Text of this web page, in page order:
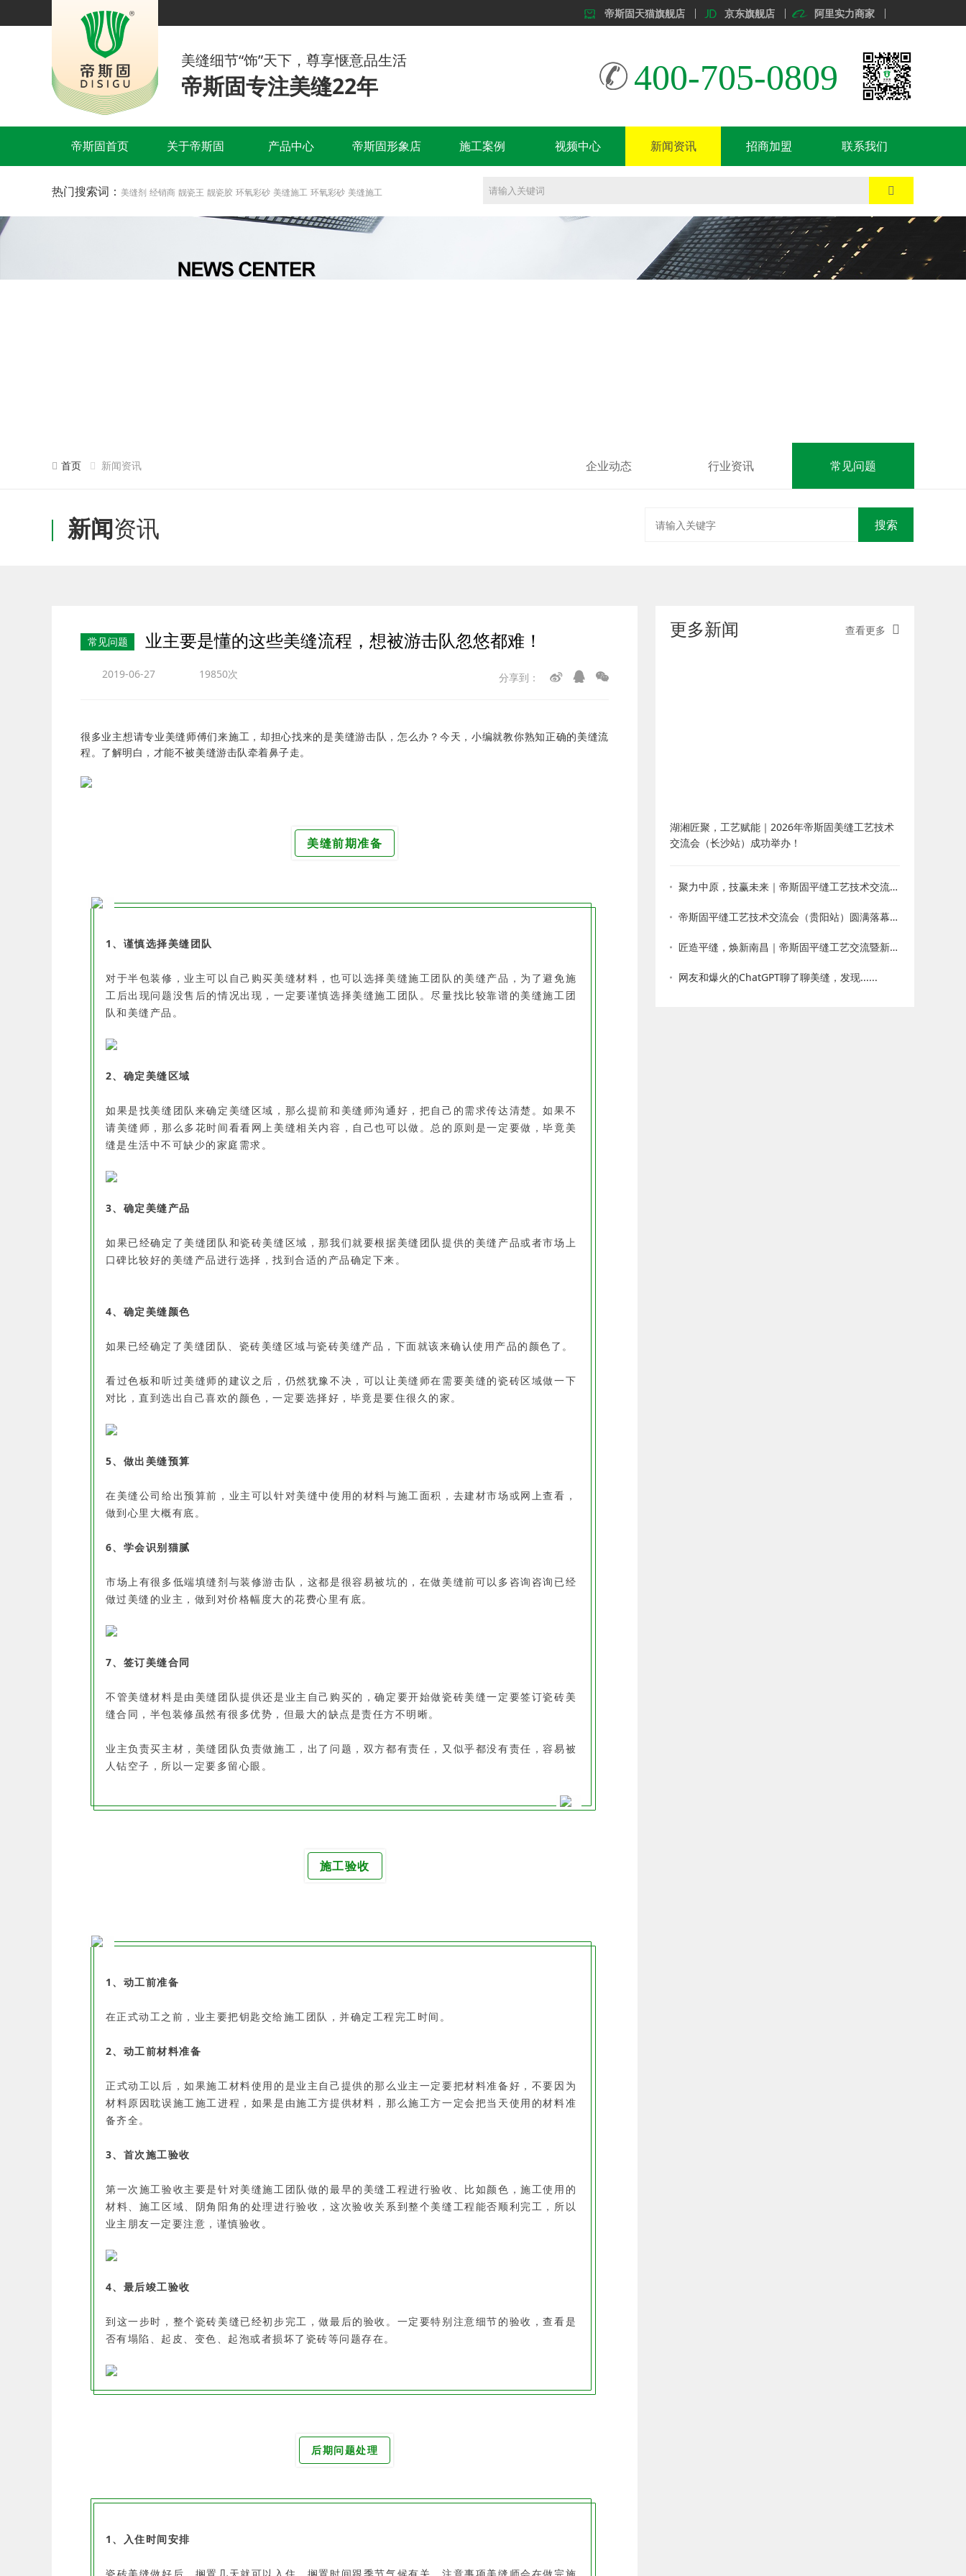
帝斯固天猫旗舰店 京东旗舰店 阿里实力商家
美缝细节“饰”天下，尊享惬意品生活
帝斯固专注美缝22年 400-705-0809
帝斯固首页 关于帝斯固 产品中心 帝斯固形象店 施工案例 视频中心 新闻资讯 招商加盟 联系我们
热门搜索词： 美缝剂 经销商 靓瓷王 靓瓷胶 环氧彩砂 美缝施工 环氧彩砂 美缝施工
首页 新闻资讯 企业动态 行业资讯 常见问题
新闻资讯 搜索
常见问题 业主要是懂的这些美缝流程，想被游击队忽悠都难！
2019-06-27 19850次 分享到：
很多业主想请专业美缝师傅们来施工，却担心找来的是美缝游击队，怎么办？今天，小编就教你熟知正确的美缝流
程。了解明白，才能不被美缝游击队牵着鼻子走。
美缝前期准备
1、谨慎选择美缝团队
对于半包装修，业主可以自己购买美缝材料，也可以选择美缝施工团队的美缝产品，为了避免施
工后出现问题没售后的情况出现，一定要谨慎选择美缝施工团队。尽量找比较靠谱的美缝施工团
队和美缝产品。
2、确定美缝区域
如果是找美缝团队来确定美缝区域，那么提前和美缝师沟通好，把自己的需求传达清楚。如果不
请美缝师，那么多花时间看看网上美缝相关内容，自己也可以做。总的原则是一定要做，毕竟美
缝是生活中不可缺少的家庭需求。
3、确定美缝产品
如果已经确定了美缝团队和瓷砖美缝区域，那我们就要根据美缝团队提供的美缝产品或者市场上
口碑比较好的美缝产品进行选择，找到合适的产品确定下来。
4、确定美缝颜色
如果已经确定了美缝团队、瓷砖美缝区域与瓷砖美缝产品，下面就该来确认使用产品的颜色了。
看过色板和听过美缝师的建议之后，仍然犹豫不决，可以让美缝师在需要美缝的瓷砖区域做一下
对比，直到选出自己喜欢的颜色，一定要选择好，毕竟是要住很久的家。
5、做出美缝预算
在美缝公司给出预算前，业主可以针对美缝中使用的材料与施工面积，去建材市场或网上查看，
做到心里大概有底。
6、学会识别猫腻
市场上有很多低端填缝剂与装修游击队，这都是很容易被坑的，在做美缝前可以多咨询咨询已经
做过美缝的业主，做到对价格幅度大的花费心里有底。
7、签订美缝合同
不管美缝材料是由美缝团队提供还是业主自己购买的，确定要开始做瓷砖美缝一定要签订瓷砖美
缝合同，半包装修虽然有很多优势，但最大的缺点是责任方不明晰。
业主负责买主材，美缝团队负责做施工，出了问题，双方都有责任，又似乎都没有责任，容易被
人钻空子，所以一定要多留心眼。
施工验收
1、动工前准备
在正式动工之前，业主要把钥匙交给施工团队，并确定工程完工时间。
2、动工前材料准备
正式动工以后，如果施工材料使用的是业主自己提供的那么业主一定要把材料准备好，不要因为
材料原因耽误施工施工进程，如果是由施工方提供材料，那么施工方一定会把当天使用的材料准
备齐全。
3、首次施工验收
第一次施工验收主要是针对美缝施工团队做的最早的美缝工程进行验收、比如颜色，施工使用的
材料、施工区域、阴角阳角的处理进行验收，这次验收关系到整个美缝工程能否顺利完工，所以
业主朋友一定要注意，谨慎验收。
4、最后竣工验收
到这一步时，整个瓷砖美缝已经初步完工，做最后的验收。一定要特别注意细节的验收，查看是
否有塌陷、起皮、变色、起泡或者损坏了瓷砖等问题存在。
后期问题处理
1、入住时间安排
更多新闻 查看更多
湖湘匠聚，工艺赋能｜2026年帝斯固美缝工艺技术
交流会（长沙站）成功举办！
聚力中原，技赢未来｜帝斯固平缝工艺技术交流会・郑州站圆满收官
帝斯固平缝工艺技术交流会（贵阳站）圆满落幕！以技会友，新品赋能
匠造平缝，焕新南昌｜帝斯固平缝工艺交流暨新品发布会圆满落幕
网友和爆火的ChatGPT聊了聊美缝，发现......